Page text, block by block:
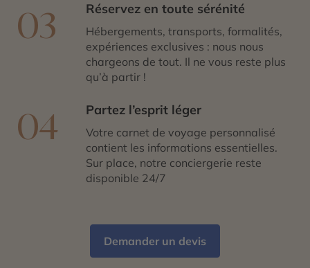
03 Réservez en toute sérénité
Hébergements, transports, formalités,
expériences exclusives : nous nous
chargeons de tout. Il ne vous reste plus
qu’à partir !
04 Partez l’esprit léger
Votre carnet de voyage personnalisé
contient les informations essentielles.
Sur place, notre conciergerie reste
disponible 24/7
Demander un devis